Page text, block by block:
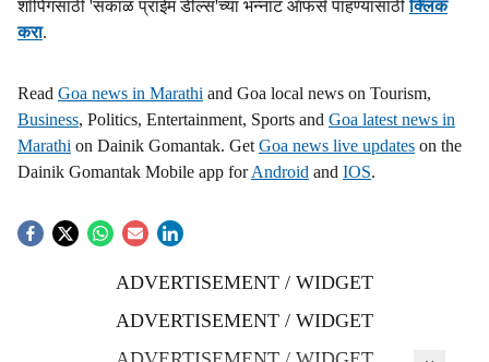
शॉपिंगसाठी 'सकाळ प्राईम डील्स'च्या भन्नाट ऑफर्स पाहण्यासाठीक्लिक
करा.
Read Goa news in Marathi and Goa local news on Tourism,
Business, Politics, Entertainment, Sports and Goa latest news in
Marathi on Dainik Gomantak. Get Goa news live updates on the
Dainik Gomantak Mobile app forAndroid and IOS.
ADVERTISEMENT / WIDGET
ADVERTISEMENT / WIDGET